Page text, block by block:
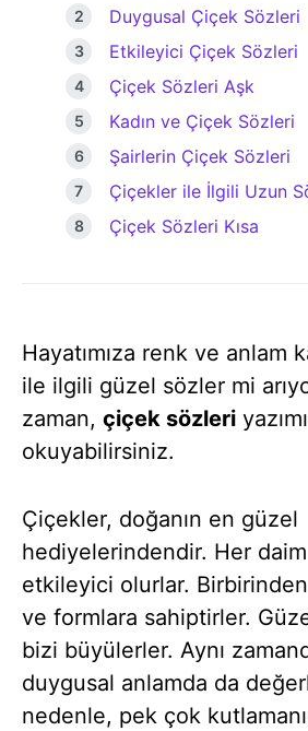
Duygusal Çiçek Sözleri
Etkileyici Çiçek Sözleri
Çiçek Sözleri Aşk
Kadın ve Çiçek Sözleri
Şairlerin Çiçek Sözleri
Çiçekler ile İlgili Uzun
Çiçek Sözleri Kısa
Hayatımıza renk ve anlam
ile ilgili güzel sözler mi
zaman, çiçek sözleri
okuyabilirsiniz.
Çiçekler, doğanın en güzel
hediyelerindendir. Her
etkileyici olurlar.
ve formlara sahiptirler.
bizi büyülerler. Aynı
duygusal anlamda da
nedenle, pek çok